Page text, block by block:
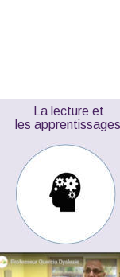
La lecture et
les apprentissages